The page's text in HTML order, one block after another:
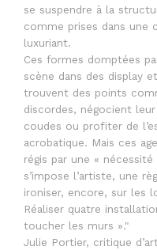
se suspendre à la
comme prises dans une
luxuriant.
Ces formes domptées
scène dans des display
trouvent des points
discordes, négocient
coudes ou profiter de
acrobatique. Mais ces
régis par une «
s’impose l’artiste, une
ironiser, encore, sur les
Réaliser quatre
toucher les murs »."
Julie Portier, critique